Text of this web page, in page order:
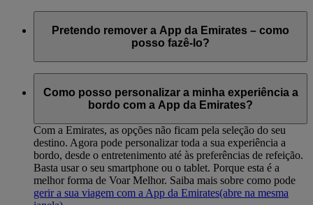
Pretendo remover a App da Emirates – como
posso fazê-lo?
outras aplicações do seu iPhone ou telefone Android.
Como posso personalizar a minha experiência a
bordo com a App da Emirates?
Com a Emirates, as opções não ficam pela seleção do seu
destino. Agora pode personalizar toda a sua experiência a
bordo, desde o entretenimento até às preferências de refeição.
Basta usar o seu smartphone ou o tablet. Porque esta é a
melhor forma de Voar Melhor. Saiba mais sobre como pode
gerir a sua viagem com a App da Emirates(abre na mesma